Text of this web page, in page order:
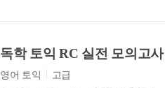
독학 토익 RC 실전 모의고사
영어 토익
고급